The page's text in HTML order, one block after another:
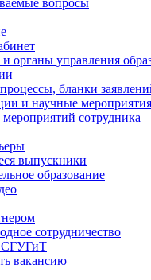
вопросы
органы управления
бланки
и научные мероприятия
сотрудника
выпускники
образование
сотрудничество
СГУГиТ
вакансию